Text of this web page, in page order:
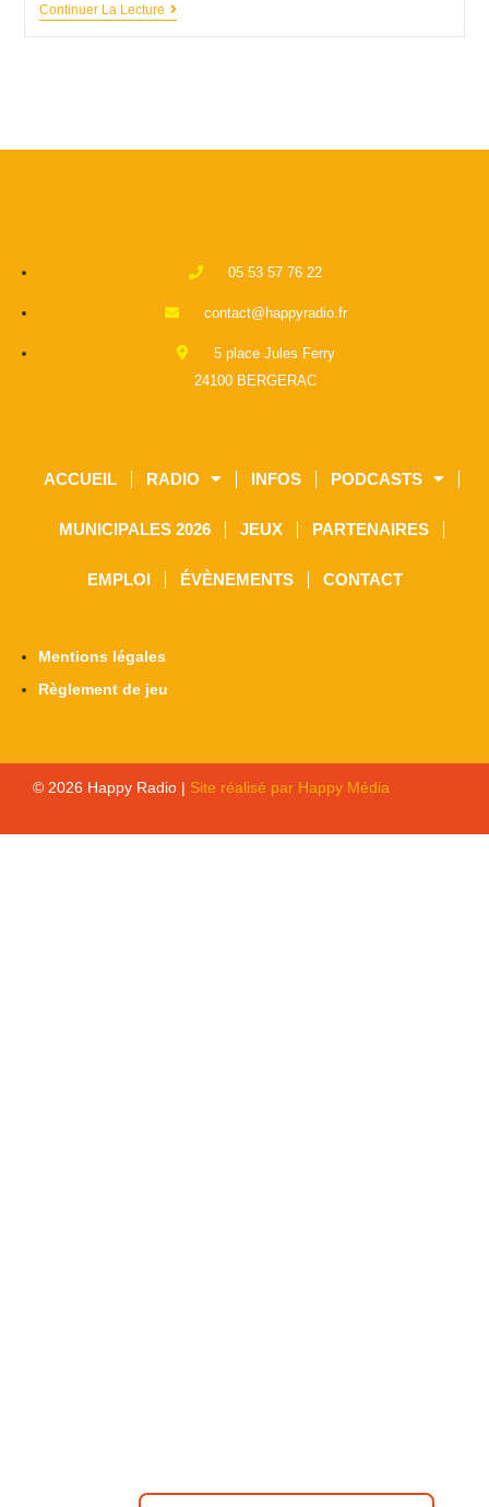
Continuer La Lecture
05 53 57 76 22
contact@happyradio.fr
5 place Jules Ferry
24100 BERGERAC
ACCUEIL RADIO INFOS PODCASTS
MUNICIPALES 2026 JEUX PARTENAIRES
EMPLOI ÉVÈNEMENTS CONTACT
Mentions légales
Règlement de jeu
© 2026 Happy Radio | Site réalisé par Happy Média